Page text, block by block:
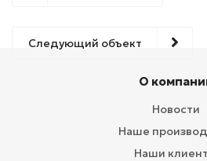
Следующий объект
О
Новости
Наше
Наши